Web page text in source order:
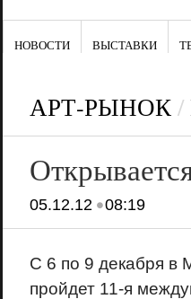
НОВОСТИ ВЫСТАВКИ
АРТ-РЫНОК /
05.12.12•08:19
С 6 по 9 декабря в
пройдет 11-я